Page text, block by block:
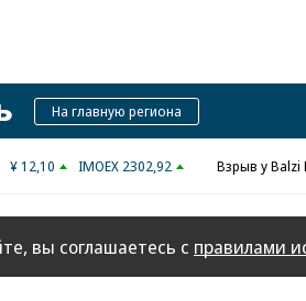
КоммерсантъНа главную региона
¥ 12,10 IMOEX 2302,92 Взрыв у Balzi
вы соглашаетесь с правилами